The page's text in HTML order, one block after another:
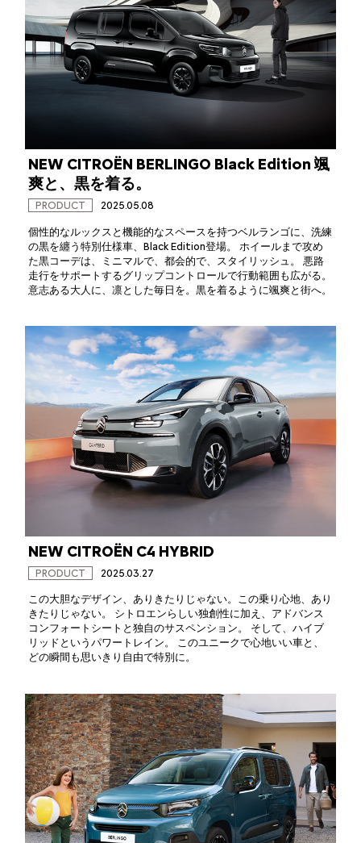
NEW CITROËN BERLINGO Black Edition 颯
爽と、黒を着る。
PRODUCT 2025.05.08
個性的なルックスと機能的なスペースを持つ​ベルランゴに、洗練
の黒を纏う特別仕様車、​Black Edition登場。 ホイールまで攻め
た黒​コーデは、ミニマルで、都会的で、スタイリッ​シュ。 悪路
走行をサポートするグリップコント​ロールで行動範囲も広がる。
意志ある大人に、​凛とした毎日を。黒を着るように颯爽と街へ。
NEW CITROËN C4 HYBRID
PRODUCT 2025.03.27
この大胆なデザイン、ありきたりじゃない。この乗り心地、あり
きたりじゃない。 シトロエンらしい独創性に加え、アドバンス
コンフォートシートと独自のサスペンション。 そして、ハイブ
リッドというパワートレイン。 このユニークで心地いい車と、
どの瞬間も思いきり自由で特別に。